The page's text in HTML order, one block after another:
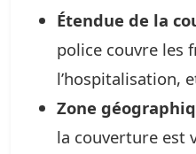
Étendue de la
police couvre les
l’hospitalisation,
Zone
la couverture est